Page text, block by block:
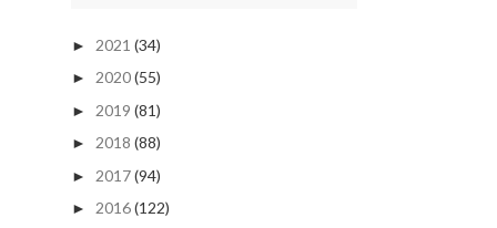
► 2021 (34)
► 2020(55)
► 2019 (81)
► 2018 (88)
► 2017(94)
► 2016(122)